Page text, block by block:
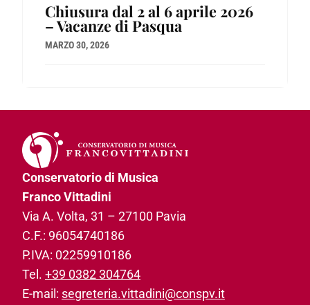
Chiusura dal 2 al 6 aprile 2026
– Vacanze di Pasqua
MARZO 30, 2026
Conservatorio di Musica
Franco Vittadini
Via A. Volta, 31­ – 27100 Pavia
C.F.: 96054740186­
P.IVA: 02259910186­
Tel. +39 0382 304764
E-mail: segreteria.vittadini@conspv.it